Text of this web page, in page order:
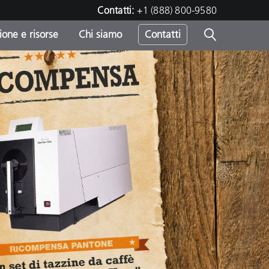
Contatti: +1 (888) 800-9580
e risorse Chi siamo Contatti